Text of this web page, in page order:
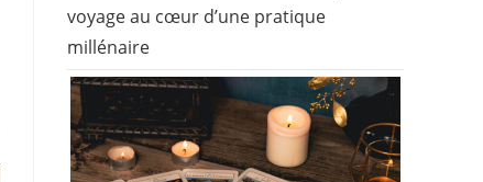
voyage au cœur d’une pratique
millénaire